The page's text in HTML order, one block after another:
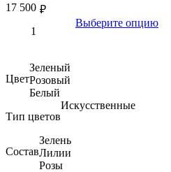
₽
17 500
Выберите опцию
Цвет
Зеленый
Розовый
Белый
Тип цветов
Искусственные
Состав
Зелень
Лилии
Розы